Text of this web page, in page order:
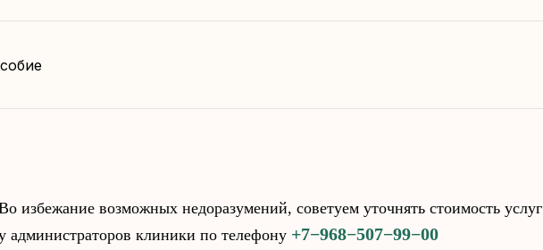
избежание возможных недоразумений, советуем уточнять стоимость услуг
администраторов клиники по телефону +7−968−507−99−00